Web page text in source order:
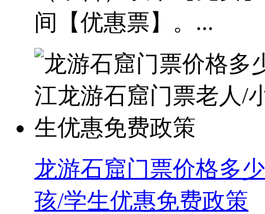
间【优惠票】。...
龙游石窟门票价格多
孩/学生优惠免费政策